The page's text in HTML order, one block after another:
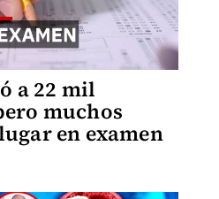
a 22 mil
muchos
en examen